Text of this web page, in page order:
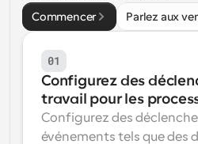
Réunions instantanées
Rencontrez des clients en
Liens de groupe dynamique
Réservez facilement des
personnes
Webhooks
Commencer Parlez aux
01
Configurez des
travail pour les
Configurez des
événements tels que des